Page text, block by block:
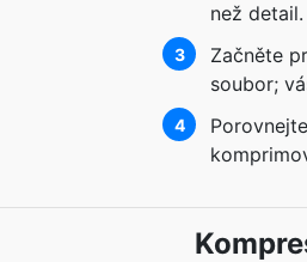
než detail.
3
Začněte
soubor;
4